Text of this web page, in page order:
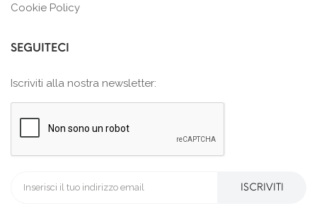
Cookie Policy
SEGUITECI
Iscriviti alla nostra newsletter:
ISCRIVITI